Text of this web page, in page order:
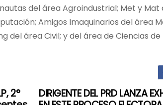
del área Agroindustrial; Met y
Amigos Imaquinarios del área
del área Civil; y del área de Ciencias
DIRIGENTE DEL PRD LANZA
2°